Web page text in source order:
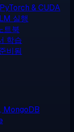
& CUDA
실행
트북
학습
비됨
MongoDB